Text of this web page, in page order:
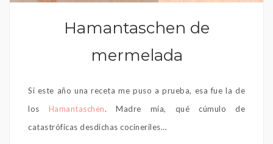
Hamantaschen de
mermelada
Si este año una receta me puso a prueba, esa fue la de
los Hamantaschen. Madre mía, qué cúmulo de
catastróficas desdichas cocineriles…